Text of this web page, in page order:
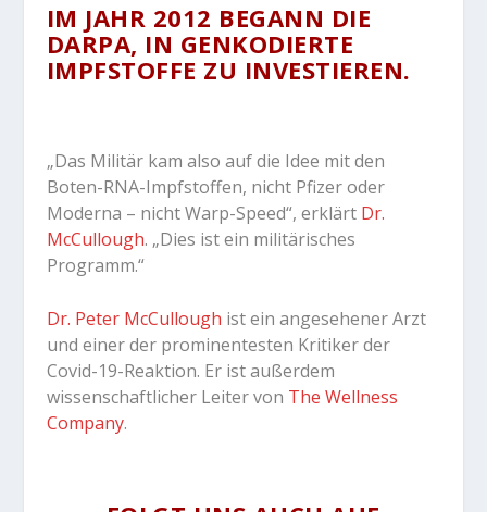
IM JAHR 2012 BEGANN DIE
DARPA, IN GENKODIERTE
IMPFSTOFFE ZU INVESTIEREN.
„Das Militär kam also auf die Idee mit den
Boten-RNA-Impfstoffen, nicht Pfizer oder
Moderna – nicht Warp-Speed“, erklärt Dr.
McCullough. „Dies ist ein militärisches
Programm.“
Dr. Peter McCullough ist ein angesehener Arzt
und einer der prominentesten Kritiker der
Covid-19-Reaktion. Er ist außerdem
wissenschaftlicher Leiter von The Wellness
Company.